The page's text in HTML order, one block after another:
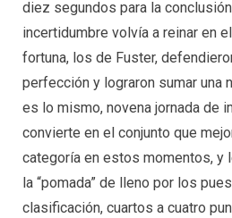
diez segundos para la
incertidumbre volvía a reinar en
fortuna, los de Fuster,
perfección y lograron sumar una
es lo mismo, novena jornada de
convierte en el conjunto que
categoría en estos momentos, y
la “pomada” de lleno por los
clasificación, cuartos a cuatro